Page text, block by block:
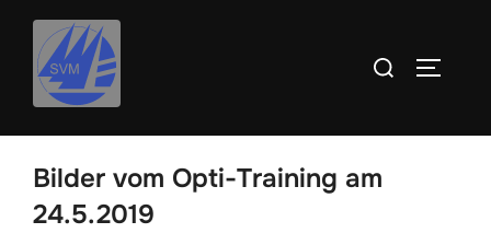
springen
Zum
Inhalt
springen
Suchen
Bilder vom Opti-Training am
24.5.2019